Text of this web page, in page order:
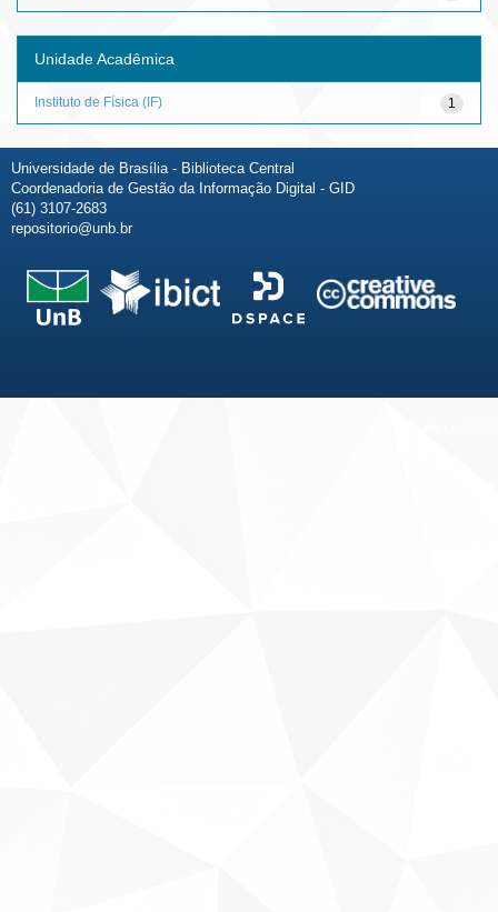
Unidade Acadêmica
1
Instituto de Física (IF)
Universidade de Brasília - Biblioteca Central
Coordenadoria de Gestão da Informação Digital - GID
(61) 3107-2683
repositorio@unb.br